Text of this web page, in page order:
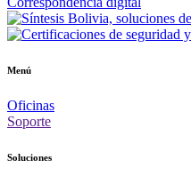
Menú
Oficinas
Soporte
Soluciones